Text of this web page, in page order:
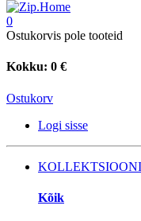
0
Ostukorvis pole tooteid
Kokku: 0 €
Ostukorv
Logi sisse
Kõik